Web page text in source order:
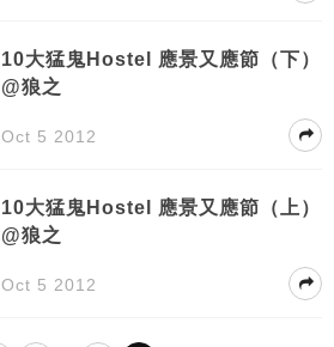
10大猛鬼Hostel 應景又應節（下）
@狼之
Oct 5 2012
10大猛鬼Hostel 應景又應節（上）
@狼之
Oct 5 2012